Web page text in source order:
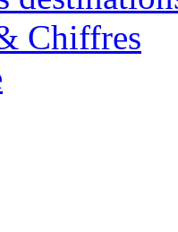
Chiffres